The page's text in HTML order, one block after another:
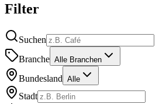
Filter
Suchen
Branche Alle Branchen
Bundesland Alle
Stadt